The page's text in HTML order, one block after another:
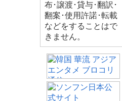
布･譲渡･貸与･翻訳･
翻案･使用許諾･転載
などをすることはで
きません。